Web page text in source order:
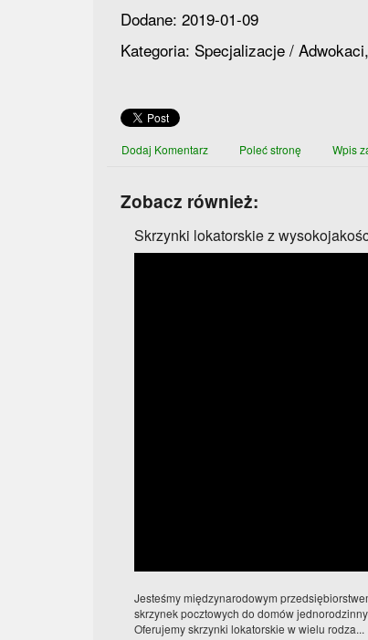
Dodane: 2019-01-09
Kategoria: Specjalizacje /
Dodaj Komentarz Poleć stronę Wpis
Zobacz również:
Skrzynki lokatorskie z
Jesteśmy międzynarodowym
skrzynek pocztowych do domów
Oferujemy skrzynki lokatorskie w wielu rodza...